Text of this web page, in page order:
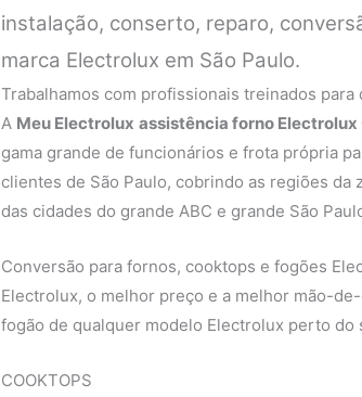
instalação, conserto, reparo,
marca Electrolux em São Paulo.
Trabalhamos com profissionais treinados
A Meu Electrolux assistência forno Electrolux
gama grande de funcionários e frota própria
clientes de São Paulo, cobrindo as regiões
das cidades do grande ABC e grande São
Conversão para fornos, cooktops e fogões
Electrolux, o melhor preço e a melhor mão-
fogão de qualquer modelo Electrolux perto do
COOKTOPS